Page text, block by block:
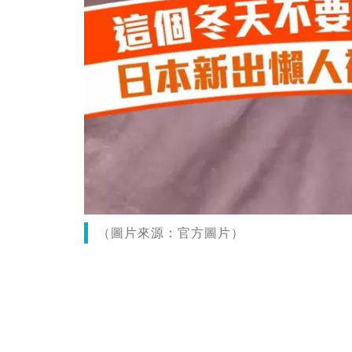
（圖片來源：官方圖片）